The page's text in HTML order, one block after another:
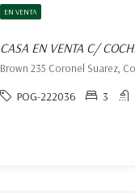
EN VENTA
CASA EN VENTA C/
Brown 235 Coronel Suarez,
POG-222036 3